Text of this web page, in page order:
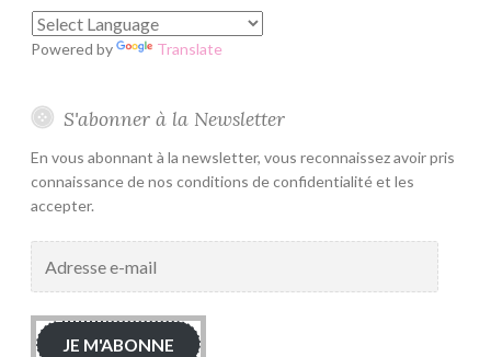
Powered by Translate
S'abonner à la Newsletter
En vous abonnant à la newsletter, vous reconnaissez avoir pris
connaissance de nos conditions de confidentialité et les
accepter.
JE M'ABONNE